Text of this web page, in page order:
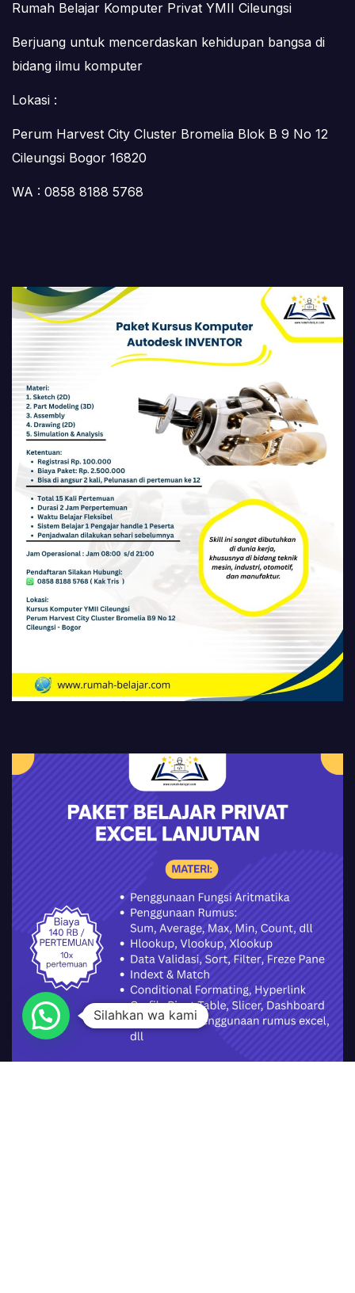
Rumah Belajar Komputer Privat YMII Cileungsi
Berjuang untuk mencerdaskan kehidupan bangsa di
bidang ilmu komputer
Lokasi :
Perum Harvest City Cluster Bromelia Blok B 9 No 12
Cileungsi Bogor 16820
WA : 0858 8188 5768
Silahkan wa kami